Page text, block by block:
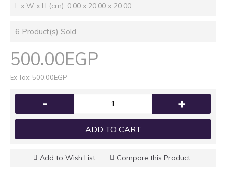
L x W x H (cm): 0.00 x 20.00 x 20.00
6 Product(s) Sold
500.00EGP
Ex Tax: 500.00EGP
- +
ADD TO CART
Add to Wish List Compare this Product